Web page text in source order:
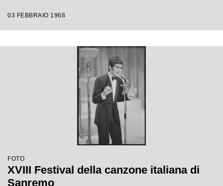
03 FEBBRAIO 1968
FOTO
XVIII Festival della canzone italiana di
Sanremo